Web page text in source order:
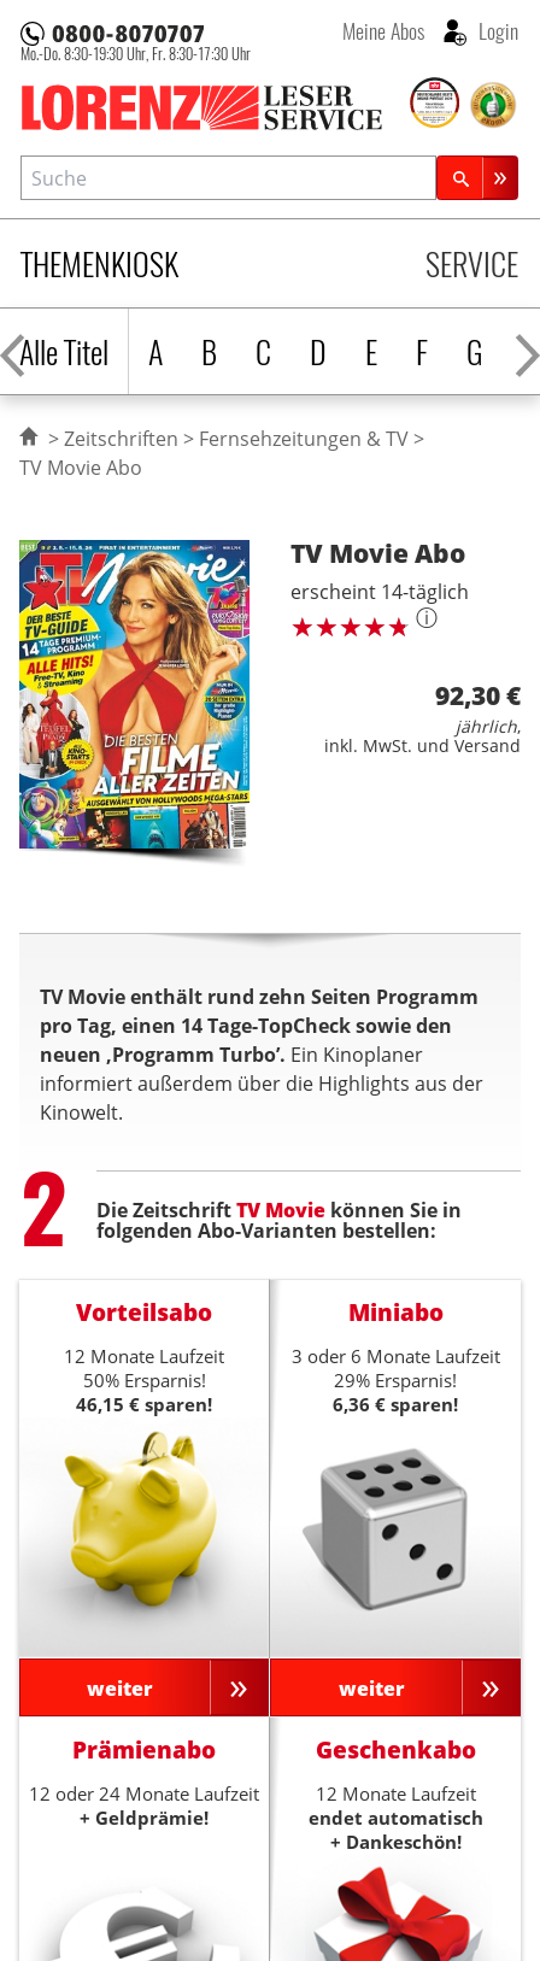
Lorenz Leserservice
Mo.-Do. 8:30-19:30 Uhr, Fr. 8:30-17:30 Uhr
Meine Abos Login
THEMENKIOSK
Alle Titel
A B C D E F G H
SERVICE
Suche
Zeitschriftensuche
Zeitschriften
Fernsehzeitungen & TV
TV Movie Abo
TV Movie Abo
erscheint 14-täglich
ⓘ
92,30 €
jährlich,
inkl. MwSt. und Versand
TV Movie enthält rund zehn Seiten Programm
pro Tag, einen 14 Tage-TopCheck sowie den
neuen ‚Programm Turbo’. Ein Kinoplaner
informiert außerdem über die Highlights aus der
Kinowelt.
Step
2 Die ZeitschriftTV Movie können Sie in
folgenden Abo-Varianten bestellen:
Vorteilsabo
12 Monate Laufzeit
50% Ersparnis!
46,15 € sparen!
weiter
Miniabo
3 oder 6 Monate Laufzeit
29% Ersparnis!
6,36 € sparen!
weiter
Prämienabo
12 oder 24 Monate Laufzeit
+ Geldprämie!
Geschenkabo
12 Monate Laufzeit
endet automatisch
+ Dankeschön!